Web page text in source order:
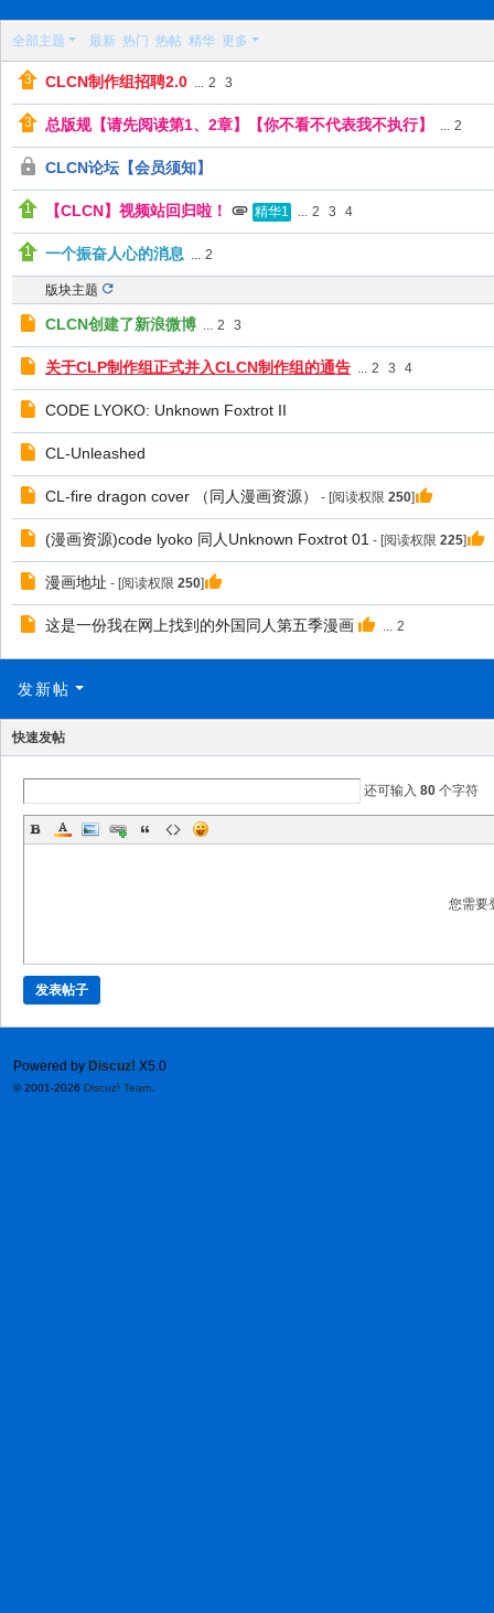
全部主题 最新 热门 热帖 精华 更多
CLCN制作组招聘2.0 ... 2 3
总版规【请先阅读第1、2章】【你不看不代表我不执行】 ... 2
CLCN论坛【会员须知】
【CLCN】视频站回归啦！ 精华1 ... 2 3 4
一个振奋人心的消息 ... 2
版块主题
CLCN创建了新浪微博 ... 2 3
关于CLP制作组正式并入CLCN制作组的通告 ... 2 3 4
CODE LYOKO: Unknown Foxtrot II
CL-Unleashed
CL-fire dragon cover （同人漫画资源） - [阅读权限 250]
(漫画资源)code lyoko 同人Unknown Foxtrot 01 - [阅读权限 225]
漫画地址 - [阅读权限 250]
这是一份我在网上找到的外国同人第五季漫画 ... 2
发新帖
快速发帖
还可输入 80 个字符
您需要
发表帖子
Powered by Discuz! X5.0
© 2001-2026 Discuz! Team